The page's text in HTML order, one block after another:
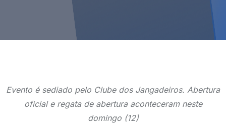
Evento é sediado pelo Clube dos Jangadeiros. Abertura
oficial e regata de abertura aconteceram neste
domingo (12)